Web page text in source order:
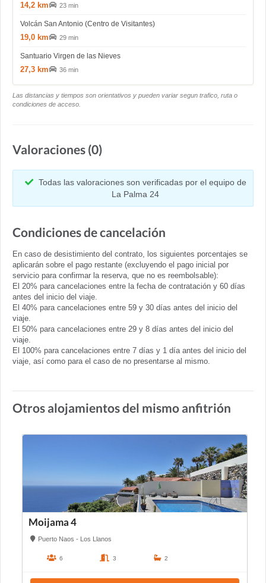
14,2 km 23 min
Volcán San Antonio (Centro de Visitantes)
19,0 km 29 min
Santuario Virgen de las Nieves
27,3 km 36 min
Las distancias y tiempos son orientativos y pueden variar segun trafico, ruta o
condiciones de acceso.
Valoraciones (0)
Todas las valoraciones son verificadas por el equipo de
La Palma 24
Condiciones de cancelación
En caso de desistimiento del contrato, los siguientes porcentajes se
aplicarán sobre el pago restante (excluyendo el pago inicial por
servicio para confirmar la reserva, que no es reembolsable):
El 20% para cancelaciones entre la fecha de contratación y 60 días
antes del inicio del viaje.
El 40% para cancelaciones entre 59 y 30 días antes del inicio del
viaje.
El 50% para cancelaciones entre 29 y 8 días antes del inicio del
viaje.
El 100% para cancelaciones entre 7 días y 1 día antes del inicio del
viaje, así como para el caso de no presentarse al mismo.
Otros alojamientos del mismo anfitrión
Moijama 4
Puerto Naos - Los Llanos
6 3 2